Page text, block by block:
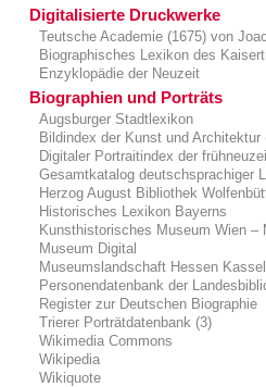
Digitalisierte Druckwerke
Teutsche Academie (1675) von
Biographisches Lexikon des
Enzyklopädie der Neuzeit
Biographien und Porträts
Augsburger Stadtlexikon
Bildindex der Kunst und Architektur
Digitaler Portraitindex der
Gesamtkatalog deutschsprachiger
Herzog August Bibliothek
Historisches Lexikon Bayerns
Kunsthistorisches Museum Wien –
Museum Digital
Museumslandschaft Hessen Kassel
Personendatenbank der
Register zur Deutschen Biographie
Trierer Porträtdatenbank (3)
Wikimedia Commons
Wikipedia
Wikiquote